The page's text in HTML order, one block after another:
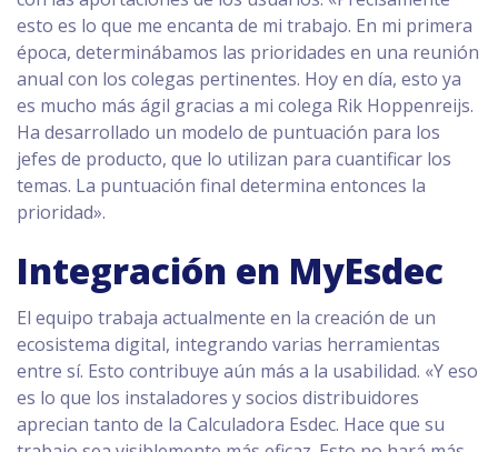
esto es lo que me encanta de mi trabajo. En mi primera
época, determinábamos las prioridades en una reunión
anual con los colegas pertinentes. Hoy en día, esto ya
es mucho más ágil gracias a mi colega Rik Hoppenreijs.
Ha desarrollado un modelo de puntuación para los
jefes de producto, que lo utilizan para cuantificar los
temas. La puntuación final determina entonces la
prioridad».
Integración en MyEsdec
El equipo trabaja actualmente en la creación de un
ecosistema digital, integrando varias herramientas
entre sí. Esto contribuye aún más a la usabilidad. «Y eso
es lo que los instaladores y socios distribuidores
aprecian tanto de la Calculadora Esdec. Hace que su